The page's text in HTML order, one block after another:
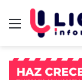
Menú